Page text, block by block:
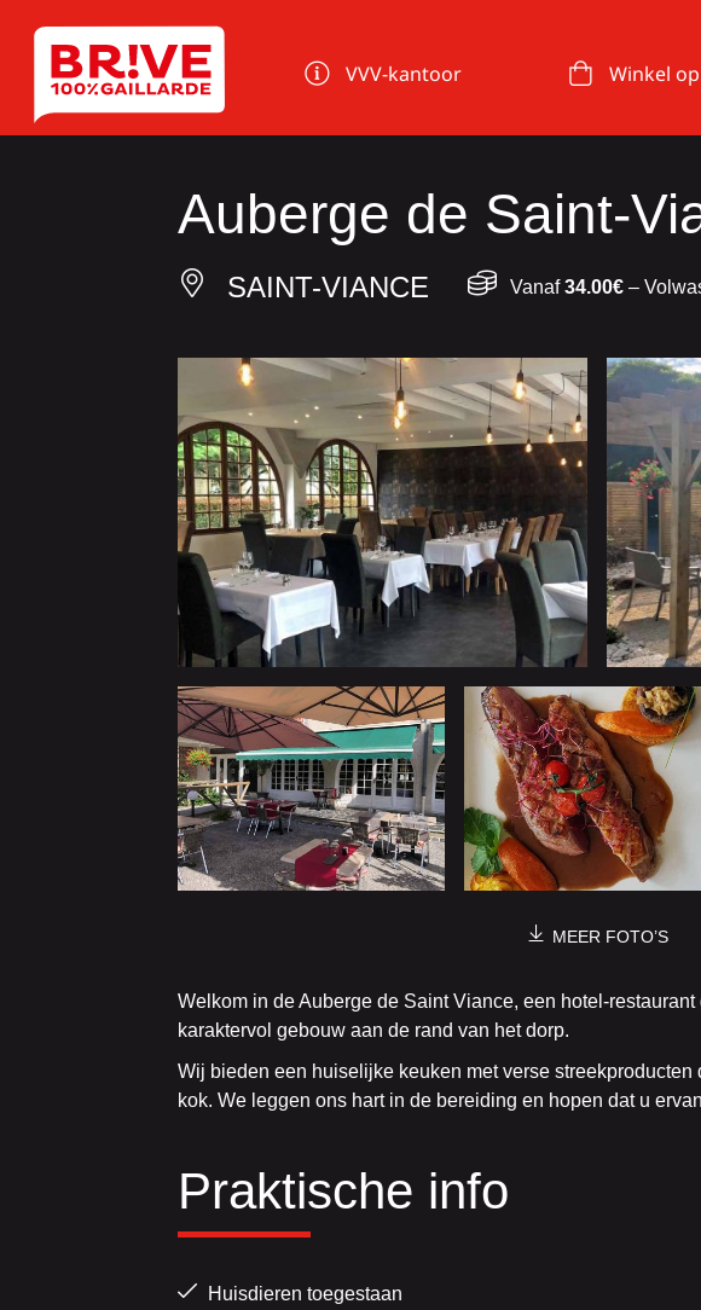
VVV-kantoor Winkel op
Auberge de Saint-
SAINT-VIANCE Vanaf34.00€ –
MEER FOTO’S
Welkom in de Auberge de Saint Viance, een hotel-
karaktervol gebouw aan de rand van het dorp.
Wij bieden een huiselijke keuken met verse
kok. We leggen ons hart in de bereiding en hopen dat u
Praktische info
Huisdieren toegestaan